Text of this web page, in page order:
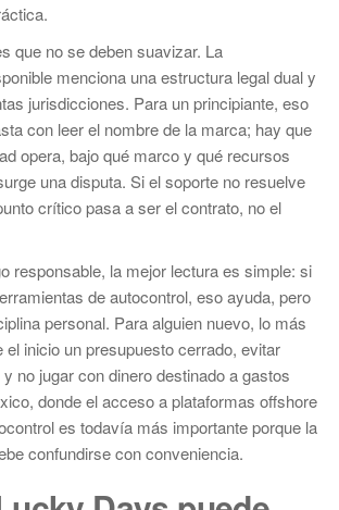
que no se deben suavizar. La
menciona una estructura legal dual y
jurisdicciones. Para un principiante, eso
con leer el nombre de la marca; hay que
opera, bajo qué marco y qué recursos
una disputa. Si el soporte no resuelve
crítico pasa a ser el contrato, no el
responsable, la mejor lectura es simple: si
de autocontrol, eso ayuda, pero
personal. Para alguien nuevo, lo más
inicio un presupuesto cerrado, evitar
no jugar con dinero destinado a gastos
donde el acceso a plataformas offshore
es todavía más importante porque la
confundirse con conveniencia.